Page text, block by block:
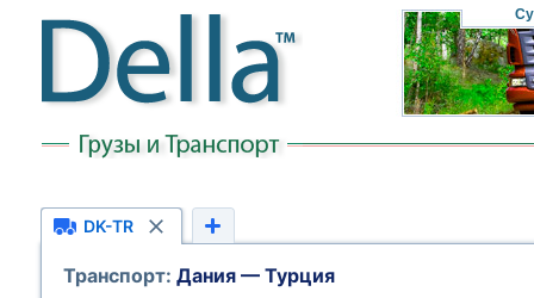
DK-TR
Транспорт: Дания — Турция